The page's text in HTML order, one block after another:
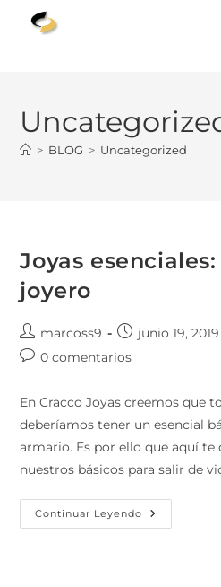
> BLOG > Uncategorized
Joyas
joyero
marcoss9 junio 19, 2019
0 comentarios
En Cracco Joyas creemos que
deberíamos tener un esencial
armario. Es por ello que aquí te
nuestros básicos para salir de
Continuar Leyendo